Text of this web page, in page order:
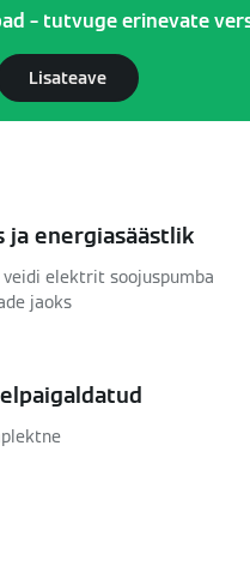
– tutvuge erinevate
Lisateave
ja energiasäästlik
elektrit soojuspumba
jaoks